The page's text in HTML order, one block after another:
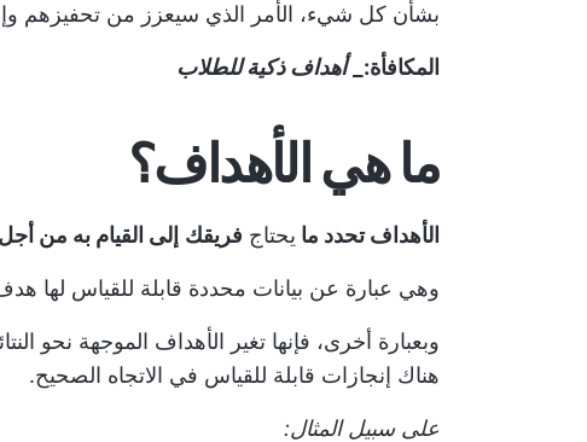
بشأن كل شيء، الأمر الذي سيعزز من تحفيزهم
المكافأة:_ أهداف ذكية للطلاب
ما هي الأهداف؟
الأهداف تحدد ما يحتاج فريقك إلى القيام به من أجل
وهي عبارة عن بيانات محددة قابلة للقياس لها
وبعبارة أخرى، فإنها تغير الأهداف الموجهة نحو
هناك إنجازات قابلة للقياس في الاتجاه الصحيح.
على سبيل المثال: